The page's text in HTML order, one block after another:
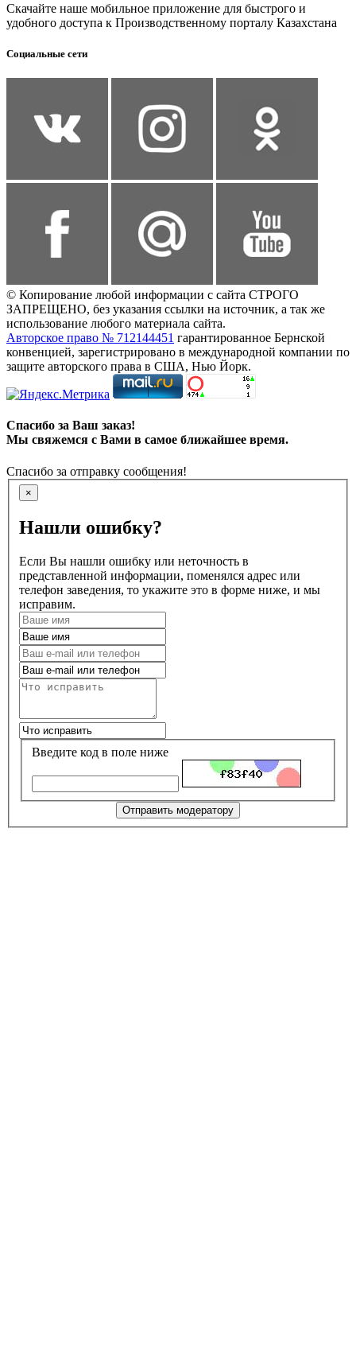
Скачайте наше мобильное приложение для быстрого и
удобного доступа к Производственному порталу Казахстана
Социальные сети
© Копирование любой информации с сайта СТРОГО
ЗАПРЕЩЕНО, без указания ссылки на источник, а так же
использование любого материала сайта.
Авторское право № 712144451 гарантированное Бернской
конвенцией, зарегистрировано в международной компании по
защите авторского права в США, Нью Йорк.
Спасибо за Ваш заказ!
Мы свяжемся с Вами в самое ближайшее время.
Спасибо за отправку сообщения!
×
Нашли ошибку?
Если Вы нашли ошибку или неточность в
представленной информации, поменялся адрес или
телефон заведения, то укажите это в форме ниже, и мы
исправим.
Введите код в поле ниже
Отправить модератору